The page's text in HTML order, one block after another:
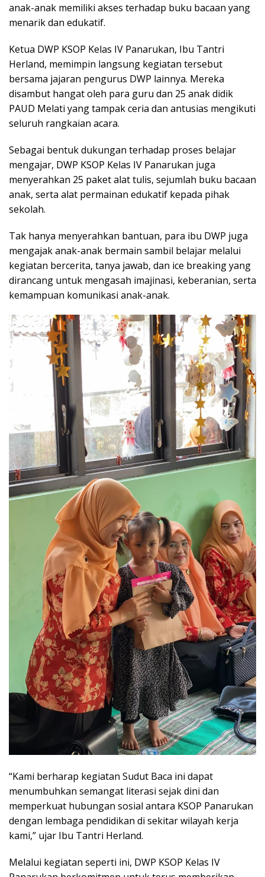
anak-anak memiliki akses terhadap buku bacaan yang
menarik dan edukatif.
Ketua DWP KSOP Kelas IV Panarukan, Ibu Tantri
Herland, memimpin langsung kegiatan tersebut
bersama jajaran pengurus DWP lainnya. Mereka
disambut hangat oleh para guru dan 25 anak didik
PAUD Melati yang tampak ceria dan antusias mengikuti
seluruh rangkaian acara.
Sebagai bentuk dukungan terhadap proses belajar
mengajar, DWP KSOP Kelas IV Panarukan juga
menyerahkan 25 paket alat tulis, sejumlah buku bacaan
anak, serta alat permainan edukatif kepada pihak
sekolah.
Tak hanya menyerahkan bantuan, para ibu DWP juga
mengajak anak-anak bermain sambil belajar melalui
kegiatan bercerita, tanya jawab, dan ice breaking yang
dirancang untuk mengasah imajinasi, keberanian, serta
kemampuan komunikasi anak-anak.
“Kami berharap kegiatan Sudut Baca ini dapat
menumbuhkan semangat literasi sejak dini dan
memperkuat hubungan sosial antara KSOP Panarukan
dengan lembaga pendidikan di sekitar wilayah kerja
kami,” ujar Ibu Tantri Herland.
Melalui kegiatan seperti ini, DWP KSOP Kelas IV